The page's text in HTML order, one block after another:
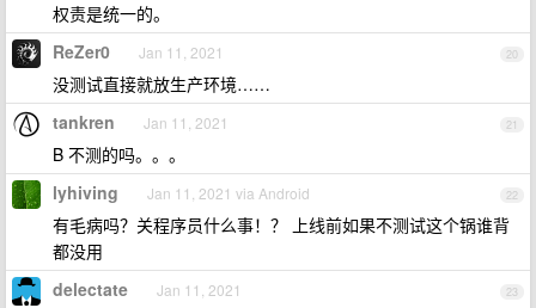
权责是统一的。
20
ReZer0 Jan 11, 2021
没测试直接就放生产环境……
21
tankren Jan 11, 2021
B 不测的吗。。。
22
lyhiving Jan 11, 2021 via Android
有毛病吗？关程序员什么事！？ 上线前如果不测试这个锅谁背
都没用
23
delectate Jan 11, 2021